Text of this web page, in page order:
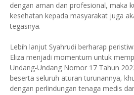
dengan aman dan profesional, maka
kesehatan kepada masyarakat juga
tegasnya.
Lebih lanjut Syahrudi berharap
Eliza menjadi momentum untuk
Undang-Undang Nomor 17 Tahun
beserta seluruh aturan turunannya,
dengan perlindungan tenaga medis